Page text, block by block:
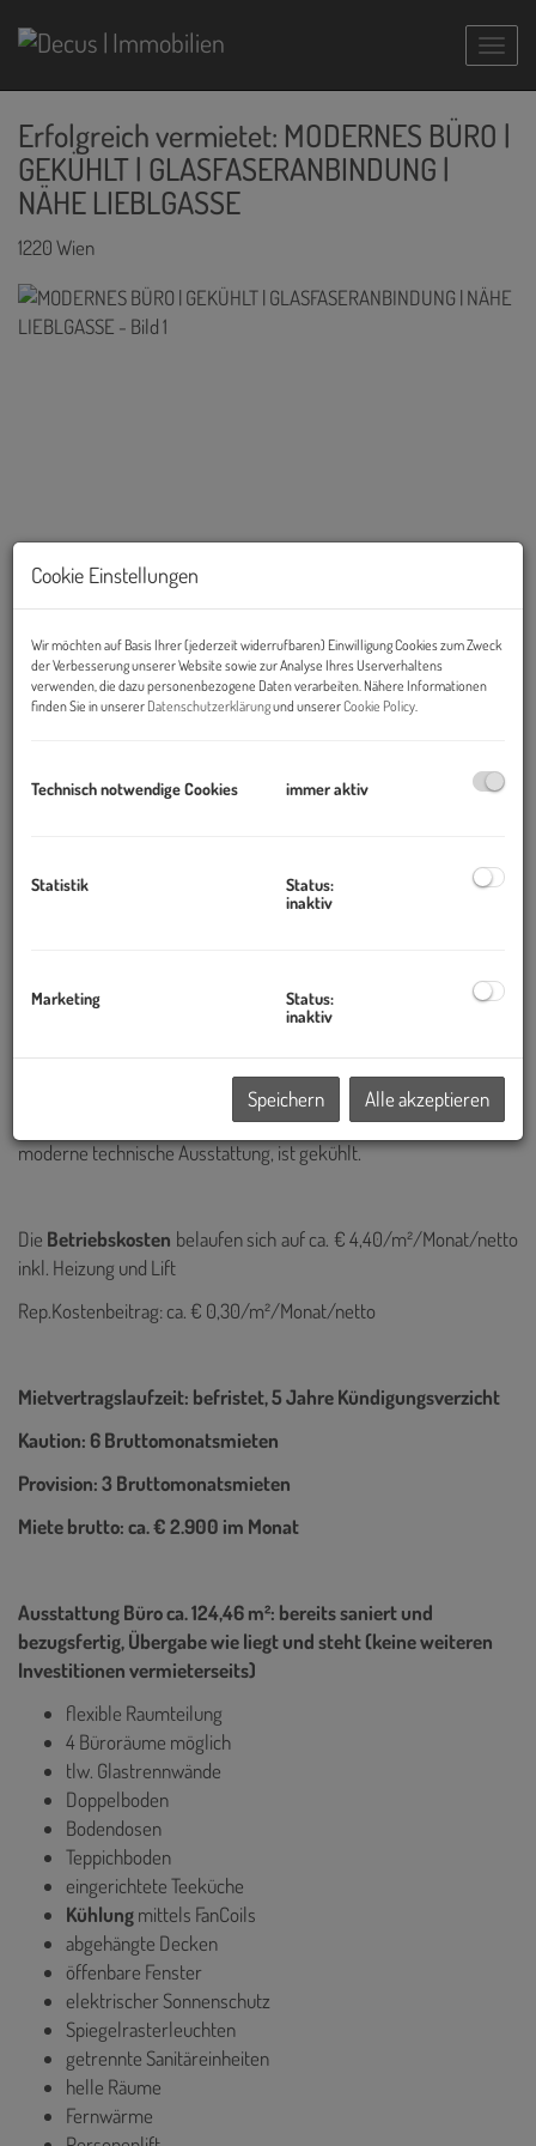
Erfolgreich vermietet: MODERNES BÜRO |
GEKÜHLT | GLASFASERANBINDUNG |
NÄHE LIEBLGASSE
1220 Wien
Beschreibung
, Glasfaser angebunden, in begehrter
Lage, befindet sich mitten im Gewerbegebiet Nähe Lieblgasse -
ca. 124,46 m²verfügt über eine gute,
moderne technische Ausstattung, ist gekühlt.
Die Betriebskosten belaufen sich auf ca. € 4,40/m²/Monat/netto
inkl. Heizung und Lift
Rep.Kostenbeitrag: ca. € 0,30/m²/Monat/netto
Mietvertragslaufzeit: befristet, 5 Jahre Kündigungsverzicht
Kaution: 6 Bruttomonatsmieten
Provision: 3 Bruttomonatsmieten
Miete brutto: ca. € 2.900 im Monat
Ausstattung Büro ca. 124,46 m²: bereits saniert und
bezugsfertig, Übergabe wie liegt und steht (keine weiteren
Investitionen vermieterseits)
flexible Raumteilung
4 Büroräume möglich
tlw. Glastrennwände
Doppelboden
Bodendosen
Teppichboden
eingerichtete Teeküche
Kühlungmittels FanCoils
abgehängte Decken
öffenbare Fenster
elektrischer Sonnenschutz
Spiegelrasterleuchten
getrennte Sanitäreinheiten
helle Räume
Fernwärme
Cookie Einstellungen
Wir möchten auf Basis Ihrer (jederzeit widerrufbaren) Einwilligung Cookies zum Zweck
der Verbesserung unserer Website sowie zur Analyse Ihres Userverhaltens
verwenden, die dazu personenbezogene Daten verarbeiten. Nähere Informationen
finden Sie in unserer Datenschutzerklärungund unsererCookie Policy
Technisch notwendige Cookies immer aktiv
Statistik
Status:
inaktiv
Marketing
Status:
inaktiv
Speichern Alle akzeptieren